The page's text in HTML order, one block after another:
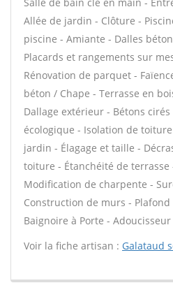
Allée de jardin - Clôture -
piscine - Amiante - Dalles
Placards et rangements sur
Rénovation de parquet -
béton / Chape - Terrasse en
Dallage extérieur - Bétons
écologique - Isolation de
jardin - Élagage et taille -
toiture - Étanchéité de
Modification de charpente -
Construction de murs -
Baignoire à Porte -
Voir la fiche artisan : Galataud